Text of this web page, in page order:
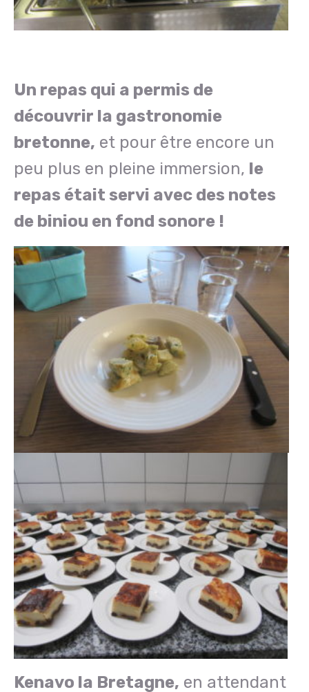
Un repas qui a permis de
découvrir la gastronomie
bretonne, et pour être encore un
peu plus en pleine immersion, le
repas était servi avec des notes
de biniou en fond sonore !
Kenavo la Bretagne, en attendant